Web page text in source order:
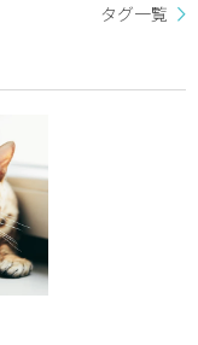
タグ一覧